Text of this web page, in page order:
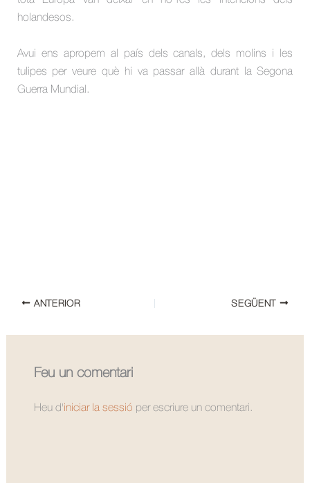
holandesos.
Avui ens apropem al país dels canals, dels molins i les
tulipes per veure què hi va passar allà durant la Segona
Guerra Mundial.
ANTERIOR SEGÜENT
Feu un comentari
Heu d'iniciar la sessió per escriure un comentari.